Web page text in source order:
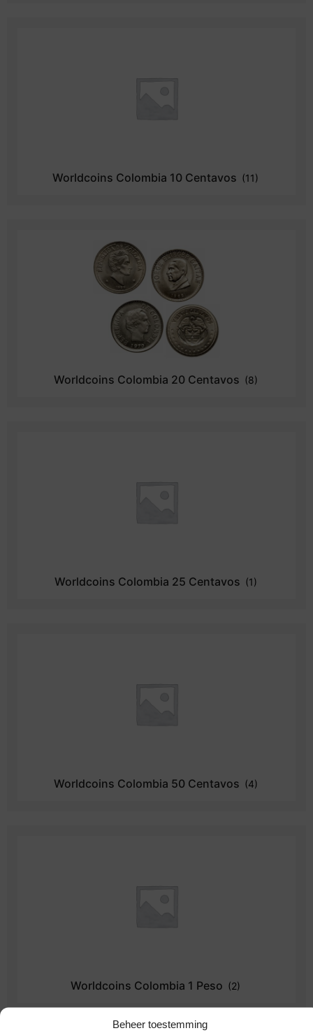
Beheer toestemming
Worldcoins Colombia 10 Centavos (11)
Worldcoins Colombia 20 Centavos (8)
Worldcoins Colombia 25 Centavos (1)
Worldcoins Colombia 50 Centavos (4)
Worldcoins Colombia 1 Peso (2)